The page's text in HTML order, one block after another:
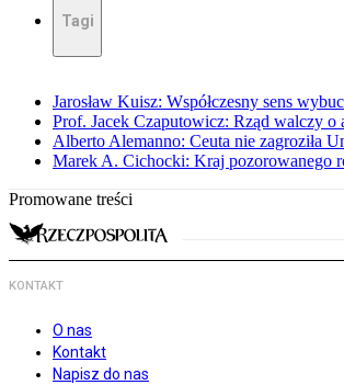
Tagi
Jarosław Kuisz: Współczesny sens
Prof. Jacek Czaputowicz: Rząd walczy o
Alberto Alemanno: Ceuta nie zagroziła
Marek A. Cichocki: Kraj pozorowanego
Promowane treści
KONTAKT
O nas
Kontakt
Napisz do nas